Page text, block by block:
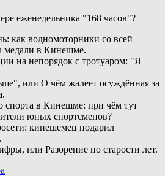
еженедельника "168 часов"?
как водномоторники со всей
медали в Кинешме.
на непорядок с тротуаром: "Я
или О чём жалеет осуждённая за
спорта в Кинешме: при чём тут
юных спортсменов?
кинешемец подарил
или Разорение по старости лет.